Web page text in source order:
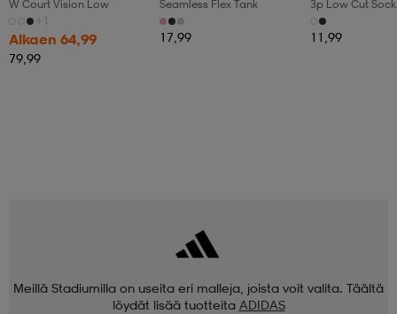
W Court Vision Low
+1
Alkaen 64,99
79,99
Seamless Flex Tank
17,99
3p Low Cut Sock
11,99
Meillä Stadiumilla on useita eri malleja, joista voit valita. Täältä
löydät lisää tuotteita ADIDAS